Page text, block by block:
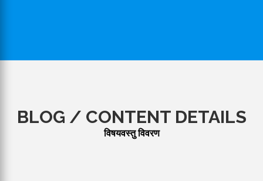
BLOG / CONTENT DETAILS
विषयवस्तु विवरण